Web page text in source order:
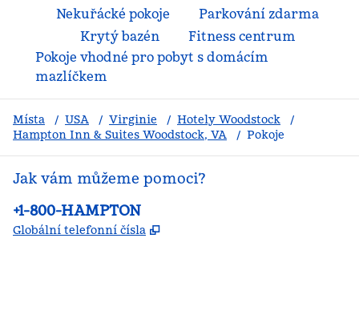
Nekuřácké pokoje
Parkování zdarma
Krytý bazén
Fitness centrum
Pokoje vhodné pro pobyt s domácím
mazlíčkem
Místa / USA / Virginie / Hotely Woodstock
/
Hampton Inn & Suites Woodstock, VA
/ Pokoje
Jak vám můžeme pomoci?
Telefon:
+1-800-HAMPTON
Globální telefonní čísla ,